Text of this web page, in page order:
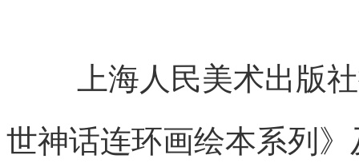
上海人民美术出
世神话连环画绘本系列